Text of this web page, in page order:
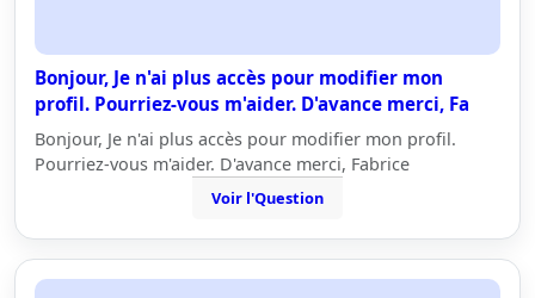
Bonjour, Je n'ai plus accès pour modifier mon
profil. Pourriez-vous m'aider. D'avance merci, Fa
Bonjour, Je n'ai plus accès pour modifier mon profil.
Pourriez-vous m'aider. D'avance merci, Fabrice
Voir l'Question